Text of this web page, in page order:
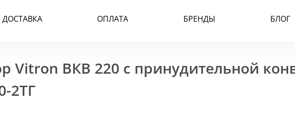
ДОСТАВКА ОПЛАТА БРЕНДЫ БЛОГ
Vitron ВКВ 220 с принудительной
2ТГ